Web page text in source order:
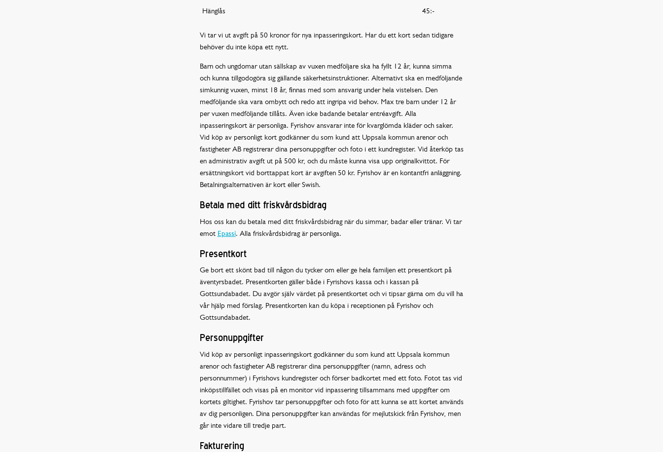
Hänglås 45:-
Vi tar vi ut avgift på 50 kronor för nya inpasseringskort. Har du ett kort sedan tidigare
behöver du inte köpa ett nytt.
Barn och ungdomar utan sällskap av vuxen medföljare ska ha fyllt 12 år, kunna simma
och kunna tillgodogöra sig gällande säkerhetsinstruktioner. Alternativt ska en medföljande
simkunnig vuxen, minst 18 år, finnas med som ansvarig under hela vistelsen. Den
medföljande ska vara ombytt och redo att ingripa vid behov. Max tre barn under 12 år
per vuxen medföljande tillåts. Även icke badande betalar entréavgift. Alla
inpasseringskort är personliga. Fyrishov ansvarar inte för kvarglömda kläder och saker.
Vid köp av personligt kort godkänner du som kund att Uppsala kommun arenor och
fastigheter AB registrerar dina personuppgifter och foto i ett kundregister. Vid återköp tas
en administrativ avgift ut på 500 kr, och du måste kunna visa upp originalkvittot. För
ersättningskort vid borttappat kort är avgiften 50 kr. Fyrishov är en kontantfri anläggning.
Betalningsalternativen är kort eller Swish.
Betala med ditt friskvårdsbidrag
Hos oss kan du betala med ditt friskvårdsbidrag när du simmar, badar eller tränar. Vi tar
emot Epassi. Alla friskvårdsbidrag är personliga.
Presentkort
Ge bort ett skönt bad till någon du tycker om eller ge hela familjen ett presentkort på
äventyrsbadet. Presentkorten gäller både i Fyrishovs kassa och i kassan på
Gottsundabadet. Du avgör själv värdet på presentkortet och vi tipsar gärna om du vill ha
vår hjälp med förslag. Presentkorten kan du köpa i receptionen på Fyrishov och
Gottsundabadet.
Personuppgifter
Vid köp av personligt inpasseringskort godkänner du som kund att Uppsala kommun
arenor och fastigheter AB registrerar dina personuppgifter (namn, adress och
personnummer) i Fyrishovs kundregister och förser badkortet med ett foto. Fotot tas vid
inköpstillfället och visas på en monitor vid inpassering tillsammans med uppgifter om
kortets giltighet. Fyrishov tar personuppgifter och foto för att kunna se att kortet används
av dig personligen. Dina personuppgifter kan användas för mejlutskick från Fyrishov, men
går inte vidare till tredje part.
Fakturering